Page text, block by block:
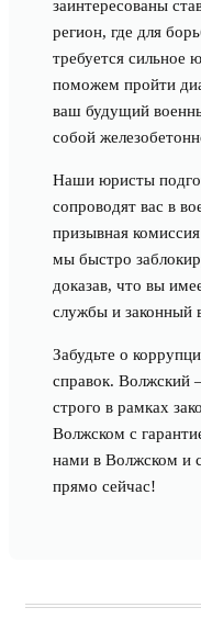
заинтересованы
регион, где для
требуется сильное
поможем пройти
ваш будущий
собой
Наши юристы
сопроводят вас в
призывная
мы быстро
доказав, что вы
службы и законный
Забудьте о
справок. Волжский
строго в рамках
Волжском с
нами в Волжском и
прямо сейчас!